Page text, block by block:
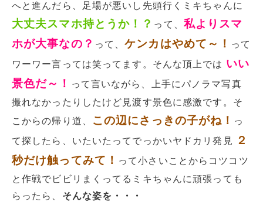
へと進んだら、足場が悪いし先頭行くミキちゃんに
大丈夫スマホ持とうか！？ って、 私よりスマ
ホが大事なの？ って、ケンカはやめて～！ って
ワーワー言っては笑ってます。そんな頂上では いい
景色だ～！
って言いながら、上手にパノラマ写真
撮れなかったりしたけど見渡す景色に感激です。そ
こからの帰り道、
この辺にさっきの子がね！ っ
て探したら、いたいたってでっかいヤドカリ発見
２
秒だけ触ってみて！ って小さいことからコツコツ
と作戦でビビリまくってるミキちゃんに頑張っても
らったら、 そんな姿を・・・